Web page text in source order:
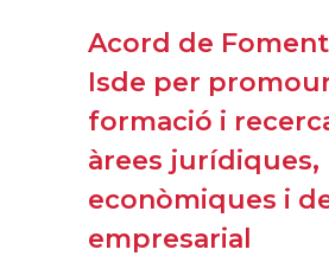
Acord de
Isde per
formació i
àrees jurídiques,
econòmiques i
empresarial